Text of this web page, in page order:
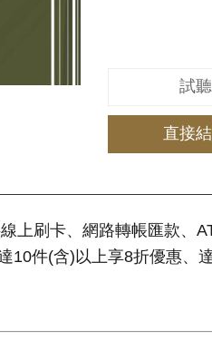
試聽
直接
上刷卡、網路轉帳匯款、
10件(含)以上享8折優惠、